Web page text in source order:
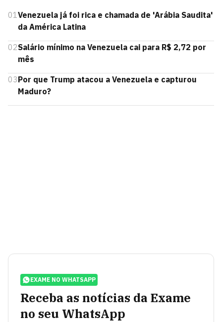
01Venezuela já foi rica e chamada de 'Arábia Saudita'
da América Latina
02Salário mínimo na Venezuela cai para R$ 2,72 por
mês
03Por que Trump atacou a Venezuela e capturou
Maduro?
EXAME NO WHATSAPP
Receba as notícias da Exame
no seu WhatsApp